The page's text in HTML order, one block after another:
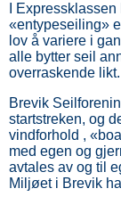
I
«entypeseiling»
lov å variere i
alle bytter seil
overraskende likt.
Brevik
startstreken, og
vindforhold ,
med egen og
avtales av og til
Miljøet i Brevik